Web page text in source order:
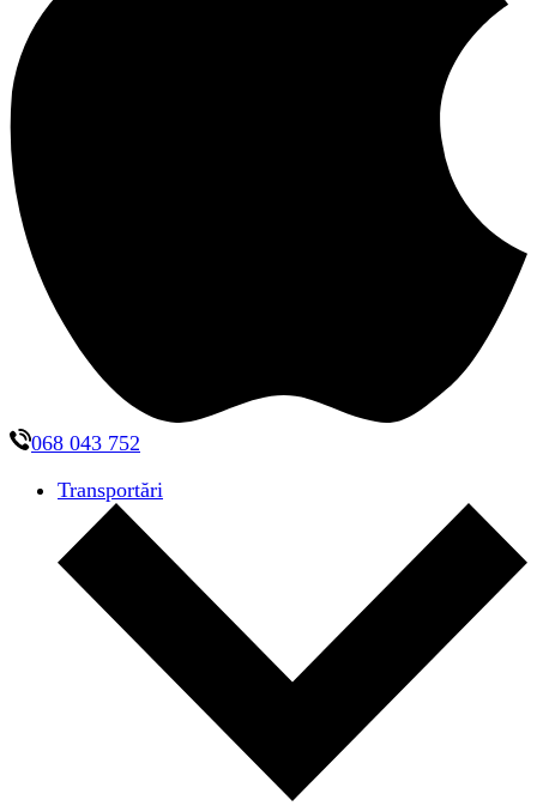
068 043 752
Transportări